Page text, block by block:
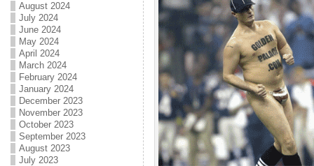
August 2024
July 2024
June 2024
May 2024
April 2024
March 2024
February 2024
January 2024
December 2023
November 2023
October 2023
September 2023
August 2023
July 2023